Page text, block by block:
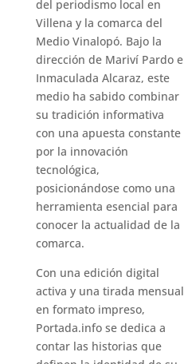
del periodismo local en
Villena y la comarca del
Medio Vinalopó. Bajo la
dirección de Mariví Pardo e
Inmaculada Alcaraz, este
medio ha sabido combinar
su tradición informativa
con una apuesta constante
por la innovación
tecnológica,
posicionándose como una
herramienta esencial para
conocer la actualidad de la
comarca.
Con una edición digital
activa y una tirada mensual
en formato impreso,
Portada.info se dedica a
contar las historias que